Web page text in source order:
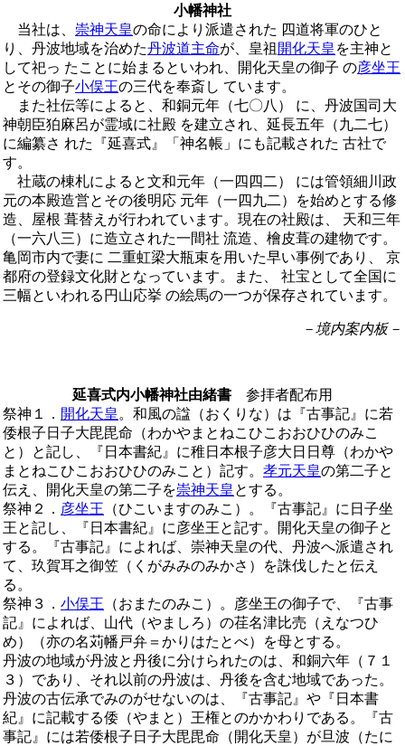
小幡神社
当社は、 崇神天皇の命により派遣された 四道将軍のひと
り、丹波地域を治めた丹波道主命が、皇祖 開化天皇 を主神と
して祀っ たことに始まるといわれ、開化天皇の御子 の彦坐王
とその御子小俣王の三代を奉斎し ています。
また社伝等によると、和銅元年（七〇八） に、丹波国司大
神朝臣狛麻呂が霊域に社殿 を建立され、延長五年（九二七）
に編纂さ れた『延喜式』「神名帳」にも記載された 古社で
す。
社蔵の棟札によると文和元年（一四四二） には管領細川政
元の本殿造営とその後明応 元年（一四九二）を始めとする修
造、屋根 葺替えが行われています。現在の社殿は、 天和三年
（一六八三）に造立された一間社 流造、檜皮葺の建物です。
亀岡市内で妻に 二重虹梁大瓶束を用いた早い事例であり、 京
都府の登録文化財となっています。また、 社宝として全国に
三幅といわれる円山応挙 の絵馬の一つが保存されています。
－境内案内板－
延喜式内小幡神社由緒書 参拝者配布用
祭神１． 開化天皇 。和風の諡（おくりな）は『古事記』に若
倭根子日子大毘毘命（わかやまとねこひこおおひひのみこ
と）と記し、『日本書紀』に稚日本根子彦大日日尊（わかや
まとねこひこおおひひのみこと）記す。 孝元天皇の第二子と
伝え、開化天皇の第二子を崇神天皇 とする。
祭神２． 彦坐王 （ひこいますのみこ）。『古事記』に日子坐
王と記し、『日本書紀』に彦坐王と記す。開化天皇の御子と
する。『古事記』によれば、崇神天皇の代、丹波へ派遣され
て、玖賀耳之御笠（くがみみのみかさ）を誅伐したと伝え
る。
祭神３． 小俣王 （おまたのみこ）。彦坐王の御子で、『古事
記』によれば、山代（やましろ）の荏名津比売（えなつひ
め）（亦の名苅幡戸弁＝かりはたとべ）を母とする。
丹波の地域が丹波と丹後に分けられたのは、和銅六年（７１
３）であり、それ以前の丹波は、丹後を含む地域であった。
丹波の古伝承でみのがせないのは、『古事記』や『日本書
紀』に記載する倭（やまと）王権とのかかわりである。『古
事記』には若倭根子日子大毘毘命（開化天皇）が旦波（たに